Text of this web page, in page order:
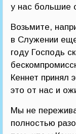
у нас большие
Возьмите,
в Служении
году Господь
Кеннет принял
это от нас и
Мы не
полностью